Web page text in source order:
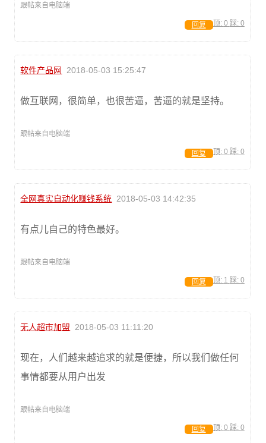
跟帖来自电脑端
顶: 0 踩: 0
回复
软件产品网 2018-05-03 15:25:47
做互联网，很简单，也很苦逼，苦逼的就是坚持。
跟帖来自电脑端
顶: 0 踩: 0
回复
全网真实自动化赚钱系统 2018-05-03 14:42:35
有点儿自己的特色最好。
跟帖来自电脑端
顶: 1 踩: 0
回复
无人超市加盟 2018-05-03 11:11:20
现在，人们越来越追求的就是便捷，所以我们做任何
事情都要从用户出发
跟帖来自电脑端
顶: 0 踩: 0
回复